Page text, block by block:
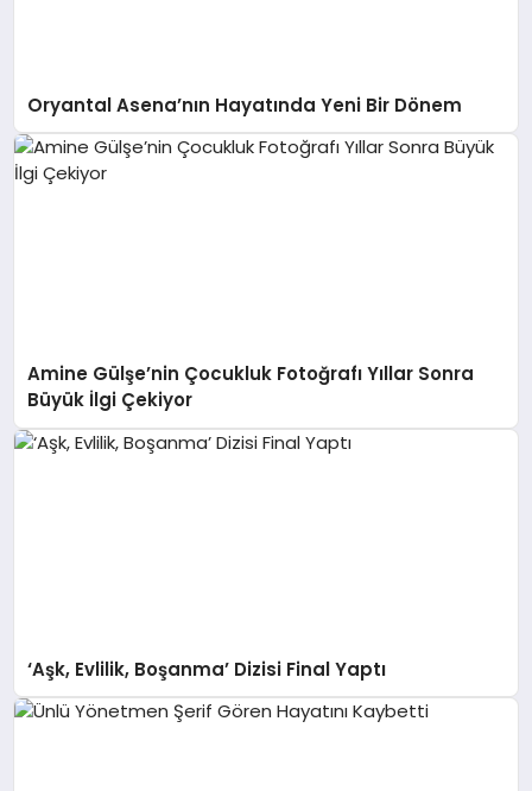
Oryantal Asena’nın Hayatında Yeni Bir Dönem
Amine Gülşe’nin Çocukluk Fotoğrafı Yıllar Sonra
Büyük İlgi Çekiyor
‘Aşk, Evlilik, Boşanma’ Dizisi Final Yaptı